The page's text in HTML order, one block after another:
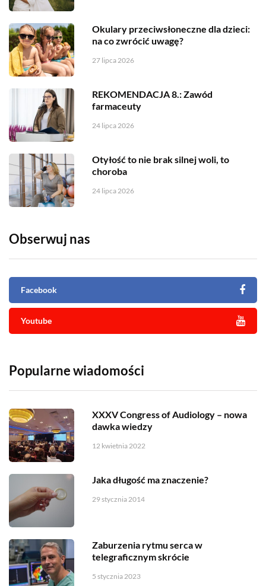
Okulary przeciwsłoneczne dla dzieci:
na co zwrócić uwagę?
27 lipca 2026
REKOMENDACJA 8.: Zawód
farmaceuty
24 lipca 2026
Otyłość to nie brak silnej woli, to
choroba
24 lipca 2026
Obserwuj nas
Facebook
Youtube
Popularne wiadomości
XXXV Congress of Audiology – nowa
dawka wiedzy
12 kwietnia 2022
Jaka długość ma znaczenie?
29 stycznia 2014
Zaburzenia rytmu serca w
telegraficznym skrócie
5 stycznia 2023